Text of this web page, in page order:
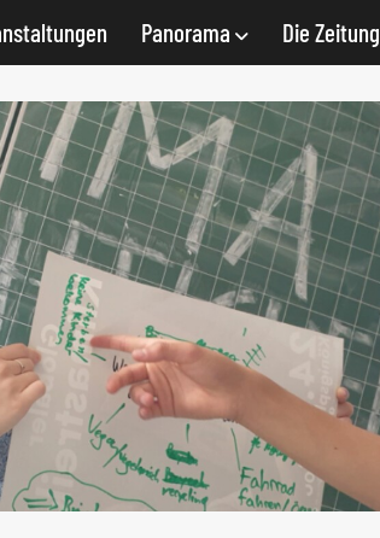
Panorama Die Zeitung